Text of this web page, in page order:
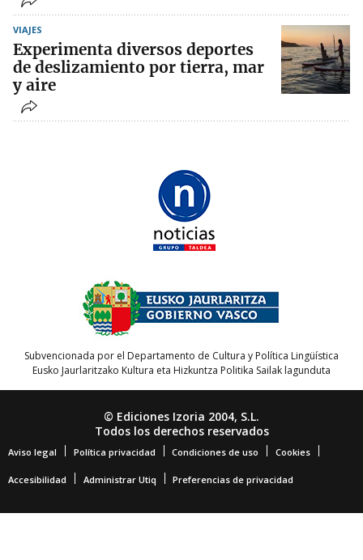
VIAJES
Experimenta diversos deportes
de deslizamiento por tierra, mar
y aire
Subvencionada por el Departamento de Cultura y Política Lingüística
Eusko Jaurlaritzako Kultura eta Hizkuntza Politika Sailak lagunduta
© Ediciones Izoria 2004, S.L.
Todos los derechos reservados
Aviso legal Política privacidad Condiciones de uso Cookies
Accesibilidad Administrar Utiq Preferencias de privacidad